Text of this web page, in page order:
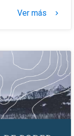
Ver más keyboard_arrow_right